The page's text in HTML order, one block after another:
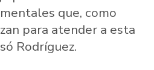
que, como
para atender a esta
Rodríguez.